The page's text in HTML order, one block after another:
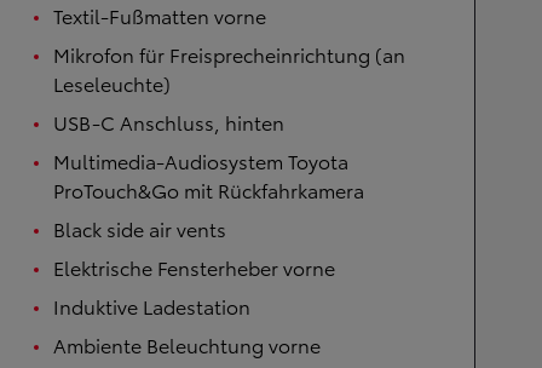
Textil-Fußmatten vorne
Mikrofon für Freisprecheinrichtung (an
Leseleuchte)
USB-C Anschluss, hinten
Multimedia-Audiosystem Toyota
ProTouch&Go mit Rückfahrkamera
Black side air vents
Elektrische Fensterheber vorne
Induktive Ladestation
Ambiente Beleuchtung vorne